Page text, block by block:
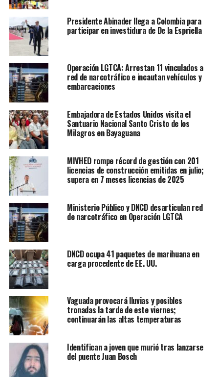
Presidente Abinader llega a Colombia para
participar en investidura de De la Espriella
Operación LGTCA: Arrestan 11 vinculados a
red de narcotráfico e incautan vehículos y
embarcaciones
Embajadora de Estados Unidos visita el
Santuario Nacional Santo Cristo de los
Milagros en Bayaguana
MIVHED rompe récord de gestión con 201
licencias de construcción emitidas en julio;
supera en 7 meses licencias de 2025
Ministerio Público y DNCD desarticulan red
de narcotráfico en Operación LGTCA
DNCD ocupa 41 paquetes de marihuana en
carga procedente de EE. UU.
Vaguada provocará lluvias y posibles
tronadas la tarde de este viernes;
continuarán las altas temperaturas
Identifican a joven que murió tras lanzarse
del puente Juan Bosch